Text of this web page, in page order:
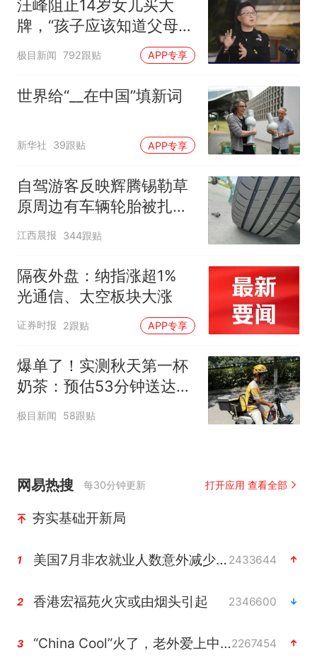
汪峰阻止14岁女儿买大
牌，“孩子应该知道父母的
不易”，称自己买衣服80%
极目新闻 792跟贴 APP专享
世界给“__在中国”填新词
新华社 39跟贴 APP专享
自驾游客反映辉腾锡勒草
原周边有车辆轮胎被扎，
修理店铺换胎价格高达千
元，官方发布情况通报
江西晨报 344跟贴
隔夜外盘：纳指涨超1%
光通信、太空板块大涨
证券时报 2跟贴 APP专享
爆单了！实测秋天第一杯
奶茶：预估53分钟送达，
实际耗时92分钟
极目新闻 58跟贴
网易热搜 每30分钟更新 打开应用 查看全部
夯实基础开新局
1 美国7月非农就业人数意外减少2.3万人 2433644
2 香港宏福苑火灾或由烟头引起 2346600
3 “China Cool”火了，老外爱上中国避暑游2267454